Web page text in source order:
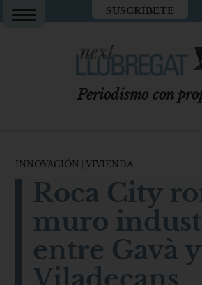
SUSCRÍBETE
Periodismo con
INNOVACIÓN VIVIENDA
Roca City
muro
entre Gavà y
Viladecans